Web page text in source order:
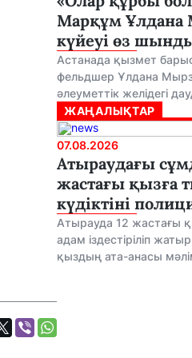
Марқұм
күйеуі өз
Астанада қызмет
фельдшер Ұлдана
әлеуметтік желідегі
ЖАҢАЛЫҚТАР
07.08.2026
Атыраудағы
жастағы қызға
күдіктіні
Атырауда 12 жастағы
адам іздестіріліп
қыздың ата-анасы